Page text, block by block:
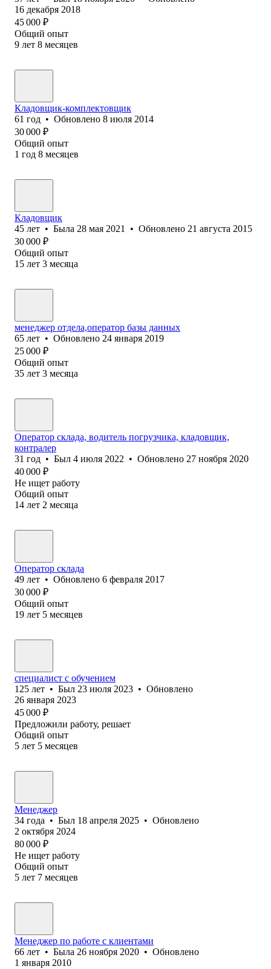
16 декабря 2018
45 000 ₽
Общий опыт
9 лет 8 месяцев
Кладовщик-комплектовщик
61 год • Обновлено 8 июля 2014
30 000 ₽
Общий опыт
1 год 8 месяцев
Кладовщик
45 лет • Была 28 мая 2021 • Обновлено 21 августа 2015
30 000 ₽
Общий опыт
15 лет 3 месяца
менеджер отдела,оператор базы данных
65 лет • Обновлено 24 января 2019
25 000 ₽
Общий опыт
35 лет 3 месяца
Оператор склада, водитель погрузчика, кладовщик,
контралер
31 год • Был 4 июля 2022 • Обновлено 27 ноября 2020
40 000 ₽
Не ищет работу
Общий опыт
14 лет 2 месяца
Оператор склада
49 лет • Обновлено 6 февраля 2017
30 000 ₽
Общий опыт
19 лет 5 месяцев
специалист с обучением
125 лет • Был 23 июля 2023 • Обновлено
26 января 2023
45 000 ₽
Предложили работу, решает
Общий опыт
5 лет 5 месяцев
Менеджер
34 года • Был 18 апреля 2025 • Обновлено
2 октября 2024
80 000 ₽
Не ищет работу
Общий опыт
5 лет 7 месяцев
Менеджер по работе с клиентами
66 лет • Была 26 ноября 2020 • Обновлено
1 января 2010